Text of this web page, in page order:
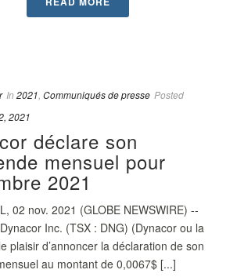
In 2021 Communiqués de presse Posted
2021
déclare son
mensuel pour
2021
02 nov. 2021 (GLOBE NEWSWIRE) --
Inc. (TSX : DNG) (Dynacor ou la
plaisir d’annoncer la déclaration de son
au montant de 0,0067$ [...]